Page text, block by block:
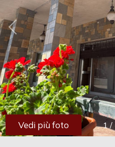
1 /
Vedi più foto
Affitto
Scegli
dove
cercare
Provincia
Comune